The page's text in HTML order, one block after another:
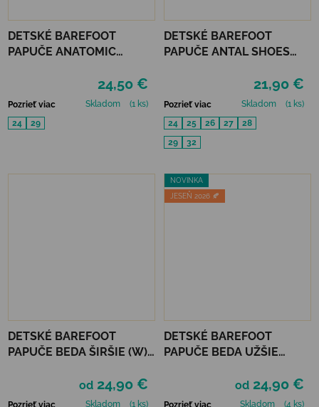
DETSKÉ BAREFOOT
PAPUČE ANATOMIC
24,50 €
Pozrieť viac Skladom
(1 ks)
24
29
DETSKÉ BAREFOOT
PAPUČE ANTAL SHOES
21,90 €
Pozrieť viac Skladom
(1 ks)
24
25 26 27
28
29
32
DETSKÉ BAREFOOT
PAPUČE BEDA ŠIRŠIE (W) -
od 24,90 €
Skladom
(1 ks)
NOVINKA
JESEŇ 2026 🍂
DETSKÉ BAREFOOT
PAPUČE BEDA UŽŠIE
od 24,90 €
Skladom
(4 ks)